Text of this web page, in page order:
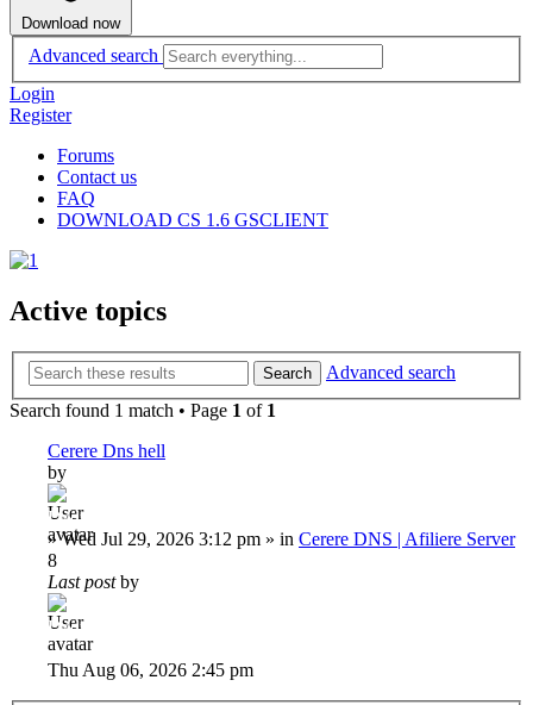
Download now
Advanced search
Login
Register
Forums
Contact us
FAQ
DOWNLOAD CS 1.6 GSCLIENT
Active topics
Search
Advanced search
Search found 1 match • Page 1 of 1
Cerere Dns hell
by
Dadu
»Wed Jul 29, 2026 3:12 pm » in Cerere DNS | Afiliere Server
8
Last postby
Dadu
Thu Aug 06, 2026 2:45 pm